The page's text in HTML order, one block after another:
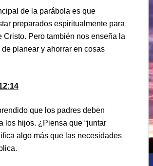
de la parábola es que
preparados espiritualmente para
Cristo. Pero también nos enseña la
planear y ahorrar en cosas
que los padres deben
los hijos. ¿Piensa que “juntar
algo más que las necesidades